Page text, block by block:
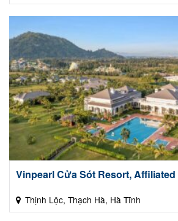
Vinpearl Cửa Sót Resort, Affiliated
Thịnh Lộc, Thạch Hà, Hà Tĩnh